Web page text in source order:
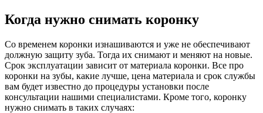
Когда нужно снимать коронку
Со временем коронки изнашиваются и уже не обеспечивают
должную защиту зуба. Тогда их снимают и меняют на новые.
Срок эксплуатации зависит от материала коронки. Все про
коронки на зубы, какие лучше, цена материала и срок службы
вам будет известно до процедуры установки после
консультации нашими специалистами. Кроме того, коронку
нужно снимать в таких случаях: